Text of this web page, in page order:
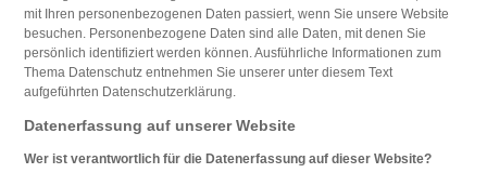
mit Ihren personenbezogenen Daten passiert, wenn Sie unsere Website
besuchen. Personenbezogene Daten sind alle Daten, mit denen Sie
persönlich identifiziert werden können. Ausführliche Informationen zum
Thema Datenschutz entnehmen Sie unserer unter diesem Text
aufgeführten Datenschutzerklärung.
Datenerfassung auf unserer Website
Wer ist verantwortlich für die Datenerfassung auf dieser Website?